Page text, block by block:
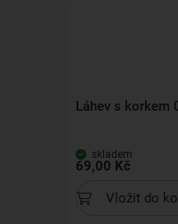
Láhev s korkem
skladem
69,00 Kč
Vložit do